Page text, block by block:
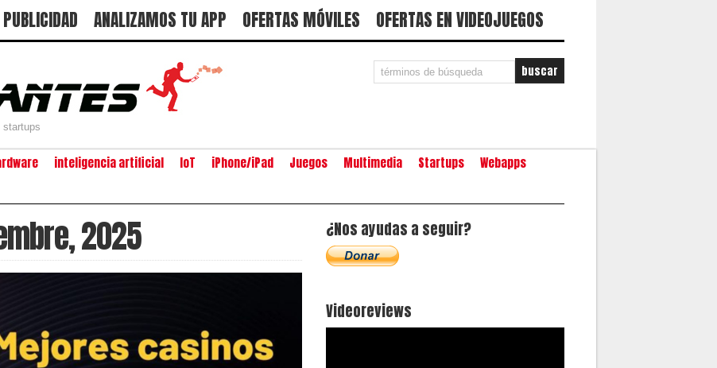
PUBLICIDAD ANALIZAMOS TU APP OFERTAS MÓVILES OFERTAS EN VIDEOJUEGOS
startups
inteligencia artificial IoT iPhone/iPad Juegos Multimedia Startups
Webapps
2025 ¿Nos ayudas a seguir?
Videoreviews